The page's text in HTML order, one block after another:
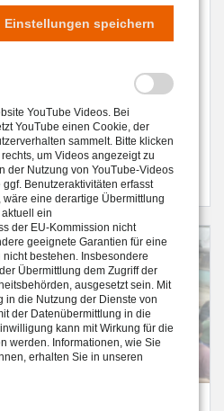
Dios in Salta
Einstellungen speichern
YouTube Videos. Bei
YouTube einen Cookie, der
sammelt. Bitte klicken
um Videos angezeigt zu
der Nutzung von YouTube-Videos
Benutzeraktivitäten erfasst
eine derartige Übermittlung
ein
der EU-Kommission nicht
geeignete Garantien für eine
bestehen. Insbesondere
Übermittlung dem Zugriff der
ausgesetzt sein. Mit
in die Nutzung der Dienste von
der Datenübermittlung in die
kann mit Wirkung für die
werden. Informationen, wie Sie
erhalten Sie in unseren